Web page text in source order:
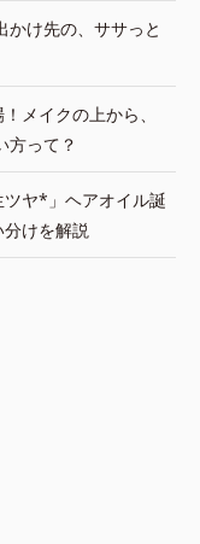
かけ先の、ササっと
メイクの上から、
方って？
ツヤ*」ヘアオイル誕
けを解説